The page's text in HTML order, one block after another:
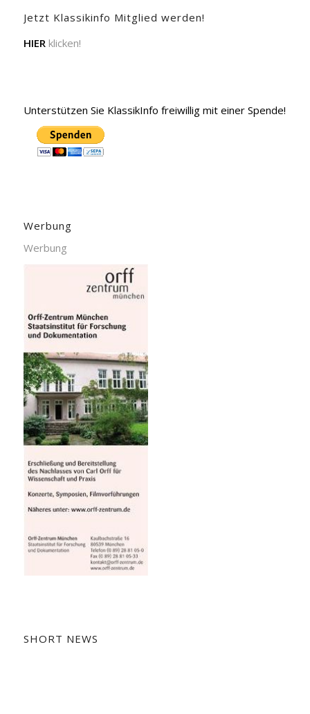
Jetzt Klassikinfo Mitglied werden!
HIER klicken!
Unterstützen Sie KlassikInfo freiwillig mit einer Spende!
Werbung
Werbung
SHORT NEWS